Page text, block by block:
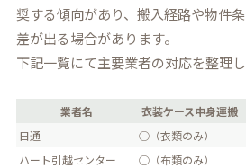
奨する傾向があり、搬入経路や物件
差が出る場合があります。
下記一覧にて主要業者の対応を整理し
業者名 衣装ケース中身運搬
日通
◯（衣類のみ）
ハート引越センター
◯（布類のみ）